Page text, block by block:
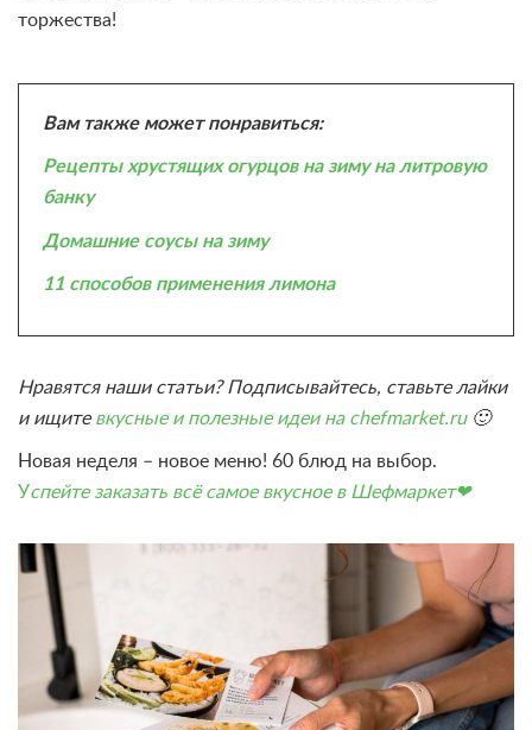
торжества!
Вам также может понравиться:
Рецепты хрустящих огурцов на зиму на литровую
банку
Домашние соусы на зиму
11 способов применения лимона
Нравятся наши статьи? Подписывайтесь, ставьте лайки
и ищите вкусные и полезные идеи на chefmarket.ru 🙂
Новая неделя – новое меню! 60 блюд на выбор.
Успейте заказать всё самое вкусное в Шефмаркет❤